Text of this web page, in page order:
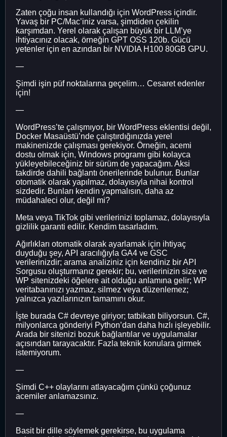
Zaten çoğu insan kullandığı için WordPress içindir.
Yavaş bir PC/Mac’iniz varsa, şimdiden çekilin
karşımdan. Yerel olarak çalışan büyük bir LLM’ye
ihtiyacınız olacak, örneğin GPT OSS 120b. Gücü
yetenler için en azından bir NVIDIA H100 80GB GPU.
—
Şimdi işin püf noktalarına geçelim… Cesaret edenler
için!
—
WordPress’te çalışmıyor, bir WordPress eklentisi değil,
Docker Masaüstü’nde çalıştırdığınızda yerel
makinenizde çalışması gerekiyor. Örneğin, acemi
dostu olmak için, Windows programı gibi kolayca
yükleyebileceğiniz bir sürüm de yapacağım. Aksi
takdirde dahili bağlantı önerilerinde bulunur. Bunlar
otomatik olarak yapılmaz, dolayısıyla nihai kontrol
sizdedir. Bunları kendin yapmalısın, daha az
müdahaleci olur, değil mi?
Meta veya TikTok gibi verilerinizi toplamaz, dolayısıyla
gizlilik garanti edilir. Kendim tasarladım.
Ağırlıkları otomatik olarak ayarlamak için ihtiyaç
duyduğu şey, API aracılığıyla GA4 ve GSC
verilerinizdir; arama analiziniz için kendiniz bir API
Sorgusu oluşturmanız gerekir; bu, verilerinizin size ve
WP sitenizdeki öğelere ait olduğu anlamına gelir; WP
veritabanınızı yazmaz, silmez veya düzenlemez;
yalnızca yazılarınızın tamamını okur.
İşte burada C# devreye giriyor; tatbikatı biliyorsun. C#,
milyonlarca gönderiyi Python’dan daha hızlı işleyebilir.
Arada bir sitenizi bozuk bağlantılar ve uygulamalar
açısından tarayacaktır. Fazla teknik konulara girmek
istemiyorum.
—
Şimdi C++ olaylarını atlayacağım çünkü çoğunuz
acemiler anlamazsınız.
—
Basit bir dille söylemek gerekirse, bu uygulama